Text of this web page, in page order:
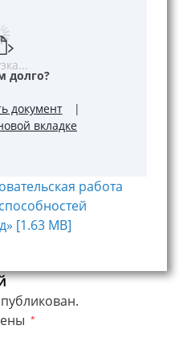
долго?
документ
|
вкладке
работа
[1.63 MB]
*